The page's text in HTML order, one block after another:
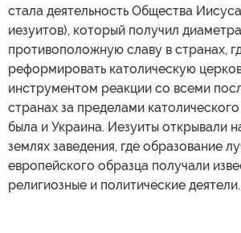
стала деятельность Общества
иезуитов), который получил
противоположную славу в странах,
реформировать католическую
инструментом реакции со всеми
странах за пределами
была и Украина. Иезуиты открывали
землях заведения, где образование
европейского образца получали
религиозные и политические деятели.